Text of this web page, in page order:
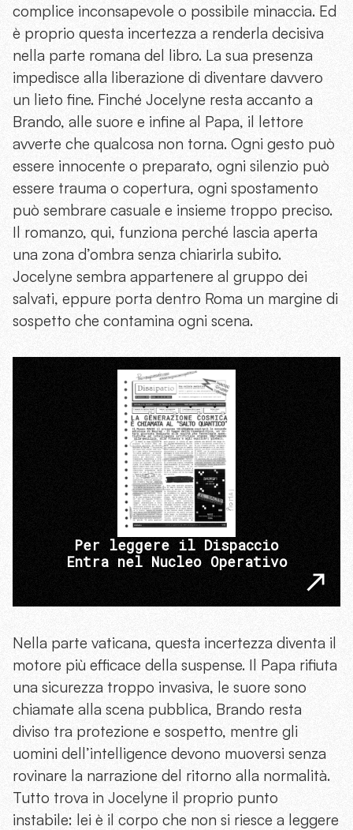
complice inconsapevole o possibile minaccia. Ed
è proprio questa incertezza a renderla decisiva
nella parte romana del libro. La sua presenza
impedisce alla liberazione di diventare davvero
un lieto fine. Finché Jocelyne resta accanto a
Brando, alle suore e infine al Papa, il lettore
avverte che qualcosa non torna. Ogni gesto può
essere innocente o preparato, ogni silenzio può
essere trauma o copertura, ogni spostamento
può sembrare casuale e insieme troppo preciso.
Il romanzo, qui, funziona perché lascia aperta
una zona d’ombra senza chiarirla subito.
Jocelyne sembra appartenere al gruppo dei
salvati, eppure porta dentro Roma un margine di
sospetto che contamina ogni scena.
Per leggere il Dispaccio
Entra nel Nucleo Operativo
Nella parte vaticana, questa incertezza diventa il
motore più efficace della suspense. Il Papa rifiuta
una sicurezza troppo invasiva, le suore sono
chiamate alla scena pubblica, Brando resta
diviso tra protezione e sospetto, mentre gli
uomini dell’intelligence devono muoversi senza
rovinare la narrazione del ritorno alla normalità.
Tutto trova in Jocelyne il proprio punto
instabile: lei è il corpo che non si riesce a leggere